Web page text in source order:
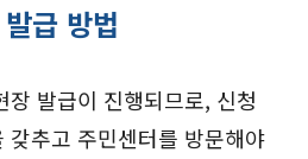
급 방법
장 발급이 진행되므로, 신청
갖추고 주민센터를 방문해야